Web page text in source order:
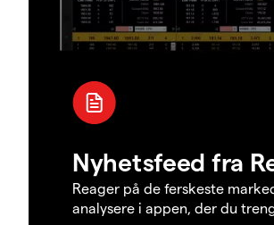
Nyhetsfeed fra
Reager på de ferskeste
analysere i appen, der du